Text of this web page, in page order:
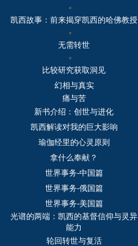
凯西故事： 前来揭穿凯西的哈佛教授
无需转世
比较研究获取洞见
幻相与真实
痛与苦
新书介绍：创世与进化
凯西解读对我的巨大影响
瑜伽经里的心灵原则
拿什么奉献？
世界事务-中国篇
世界事务-俄国篇
世界事务-美国篇
光谱的两端：凯西的基督信仰与灵异
能力
轮回转世与复活